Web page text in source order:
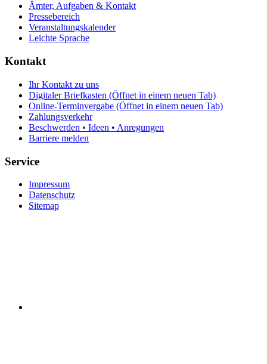
Ämter, Aufgaben & Kontakt
Pressebereich
Veranstaltungskalender
Leichte Sprache
Kontakt
Ihr Kontakt zu uns
Digitaler Briefkasten (Öffnet in einem neuen Tab)
Online-Terminvergabe (Öffnet in einem neuen Tab)
Zahlungsverkehr
Beschwerden • Ideen • Anregungen
Barriere melden
Service
Impressum
Datenschutz
Sitemap